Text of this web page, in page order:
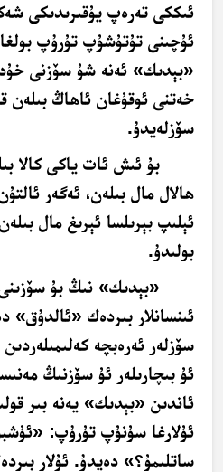
ئىككى تەرەپ يۇقىرىدىكى
ئۇچىنى تۇتۇشۇپ تۇرۇپ
«بېدىك» ئەنە شۇ سۆزنى
خەتنى ئوقۇغان ئاھاڭ بىلەن
سۆزلەيدۇ.
بۇ ئىش ئات ياكى كالا
ھالال مال بىلەن، ئەگەر
ئېلىپ بېرىلسا ئېرىغ مال
بولىدۇ.
«بېدىك» نىڭ بۇ سۆزىنى
ئىنسانلار بىردەك «ئالدۇق»
سۆزلەر ئەرەبچە
ئۇ بىچارىلەر ئۇ سۆزنىڭ
ئاندىن «بېدىك» يەنە بىر
ئۇلارغا سۇنۇپ تۇرۇپ:
ساتلىمۇ؟» دەيدۇ. ئۇلار